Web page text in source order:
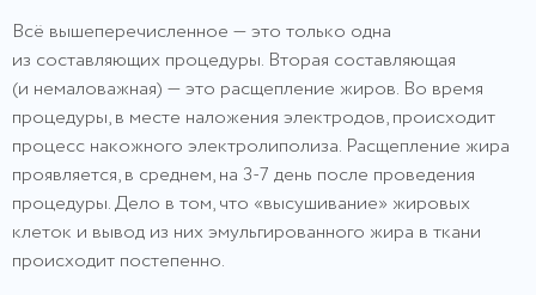
Всё вышеперечисленное — это только одна
из составляющих процедуры. Вторая составляющая
(и немаловажная) — это расщепление жиров. Во время
процедуры, в месте наложения электродов, происходит
процесс накожного электролиполиза. Расщепление жира
проявляется, в среднем, на 3-7 день после проведения
процедуры. Дело в том, что «высушивание» жировых
клеток и вывод из них эмульгированного жира в ткани
происходит постепенно.